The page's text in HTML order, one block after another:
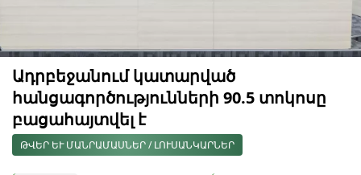
Ադրբեջանում կատարված
հանցագործությունների 90.5 տոկոսը
բացահայտվել է
ԹՎԵՐ ԵՒ ՄԱՆՐԱՄԱՍՆԵՐ / ԼՈՒՍԱՆԿԱՐՆԵՐ